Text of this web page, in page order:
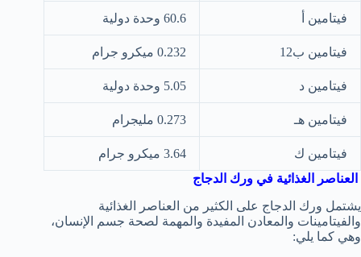
فيتامين أ 60.6 وحدة دولية
فيتامين ب12 0.232 ميكرو جرام
فيتامين د 5.05 وحدة دولية
فيتامين هـ 0.273 مليجرام
فيتامين ك
3.64 ميكرو جرام
العناصر الغذائية في ورك الدجاج
يشتمل ورك الدجاج على الكثير من العناصر الغذائية
والفيتامينات والمعادن المفيدة والمهمة لصحة جسم الإنسان،
وهي كما يلي: